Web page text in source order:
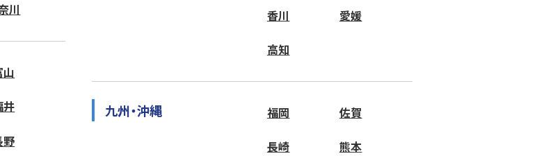
川
山
井
野
香川 愛媛
高知
九州・沖縄 福岡 佐賀
長崎 熊本